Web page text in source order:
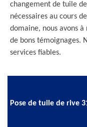
changement de tuile
nécessaires au cours
domaine, nous avons
de bons témoignages.
services fiables.
Pose de tuile de rive